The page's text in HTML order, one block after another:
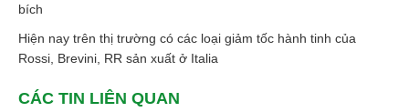
bích
Hiện nay trên thị trường có các loại giảm tốc hành tinh của
Rossi, Brevini, RR sản xuất ở Italia
CÁC TIN LIÊN QUAN